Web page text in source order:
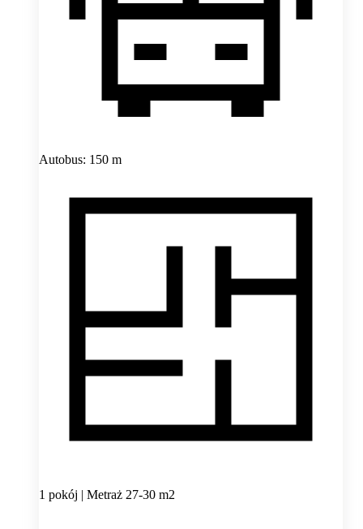
Autobus: 150 m
1 pokój | Metraż 27-30 m2